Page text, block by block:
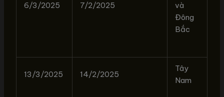
6/3/2025 7/2/2025
và
Đông
Bắc
13/3/2025 14/2/2025
Tây
Nam